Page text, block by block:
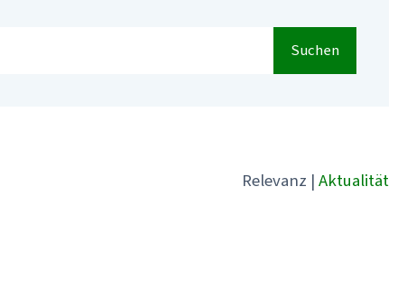
Suchen
Relevanz | Aktualität